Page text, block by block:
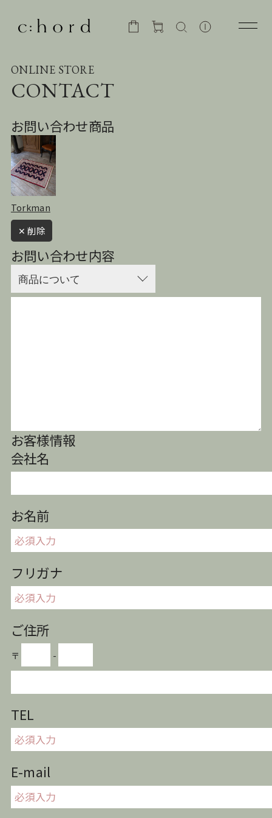
ONLINE STORE
CONTACT
お問い合わせ商品
Torkman
✕ 削除
お問い合わせ内容
お客様情報
会社名
お名前
フリガナ
ご住所
〒 -
TEL
E-mail